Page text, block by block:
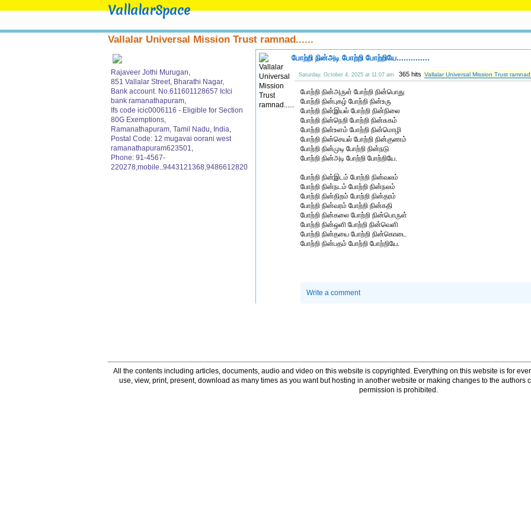
VallalarSpace
Vallalar Universal Mission Trust ramnad......
Rajaveer Jothi Murugan,
851 Vallalar Street, Bharathi Nagar,
Bank account. No.611601128657 IcIci
bank ramanathapuram,
Ifs code icic0006116 - Eligible for Section
80G Exemptions,
Ramanathapuram, Tamil Nadu, India,
Postal Code: 12 mugavai oorani west
ramanathapuram623501,
Phone: 91-4567-
220278,mobile..9443121368,9486612820
போற்றி நின்அடி போற்றி போற்றியே..............
Saturday, October 4, 2025 at 11:07 am 365 hits Vallalar Universal Mission Trust
போற்றி நின்அருள் போற்றி நின்பொது
போற்றி நின்புகழ் போற்றி நின்உரு
போற்றி நின்இயல் போற்றி நின்நிலை
போற்றி நின்நெறி போற்றி நின்சுகம்
போற்றி நின்உளம் போற்றி நின்மொழி
போற்றி நின்செயல் போற்றி நின்குணம்
போற்றி நின்முடி போற்றி நின்நடு
போற்றி நின்அடி போற்றி போற்றியே.
போற்றி நின்இடம் போற்றி நின்வலம்
போற்றி நின்நடம் போற்றி நின்நலம்
போற்றி நின்திறம் போற்றி நின்தரம்
போற்றி நின்வரம் போற்றி நின்கதி
போற்றி நின்கலை போற்றி நின்பொருள்
போற்றி நின்ஒளி போற்றி நின்வெளி
போற்றி நின்தயை போற்றி நின்கொடை
போற்றி நின்பதம் போற்றி போற்றியே.
Write a comment
All the contents including articles, documents, audio and video on this website is copyrighted. Everything on this website is for
use, view, print, present, download as many times as you want but hosting in another website or making changes to the
permission is prohibited.